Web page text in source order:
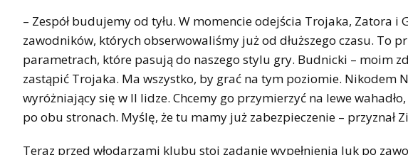
– Zespół budujemy od tyłu. W momencie odejścia Trojaka, Zatora
zawodników, których obserwowaliśmy już od dłuższego czasu. To
parametrach, które pasują do naszego stylu gry. Budnicki – moim
zastąpić Trojaka. Ma wszystko, by grać na tym poziomie. Nikodem
wyróżniający się w II lidze. Chcemy go przymierzyć na lewe
po obu stronach. Myślę, że tu mamy już zabezpieczenie – przyznał
Teraz przed włodarzami klubu stoi zadanie wypełnienia luk po